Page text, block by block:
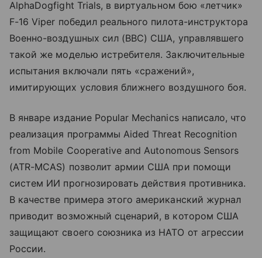
AlphaDogfight Trials, в виртуальном бою «летчик»
F-16 Viper победил реального пилота-инструктора
Военно-воздушных сил (ВВС) США, управлявшего
такой же моделью истребителя. Заключительные
испытания включали пять «сражений»,
имитирующих условия ближнего воздушного боя.
В январе издание Popular Mechanics написало, что
реализация программы Aided Threat Recognition
from Mobile Cooperative and Autonomous Sensors
(ATR-MCAS) позволит армии США при помощи
систем ИИ прогнозировать действия противника.
В качестве примера этого американский журнал
приводит возможный сценарий, в котором США
защищают своего союзника из НАТО от агрессии
России.